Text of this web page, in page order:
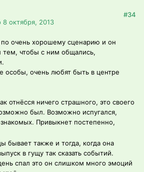
8 октября, 2013
#34
по очень хорошему сценарию и он
тем, чтобы с ним общались,
особы, очень любят быть в центре
отнёсся ничего страшного, это своего
был. Возможно испугался,
Привыкнет постепенно,
бывает также и тогда, когда она
в гущу так сказать событий.
спал это он слишком много эмоций